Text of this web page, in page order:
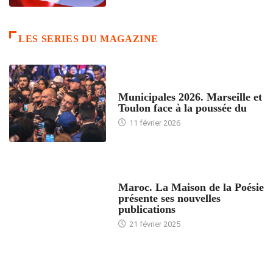
LES SERIES DU MAGAZINE
Municipales 2026. Marseille et
Toulon face à la poussée du
11 février 2026
Maroc. La Maison de la Poésie
présente ses nouvelles
publications
21 février 2025